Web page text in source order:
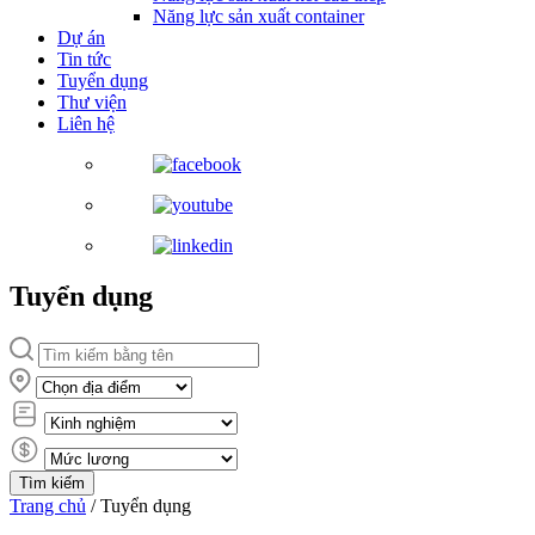
Năng lực sản xuất container
Dự án
Tin tức
Tuyển dụng
Thư viện
Liên hệ
Tuyển dụng
Trang chủ /Tuyển dụng